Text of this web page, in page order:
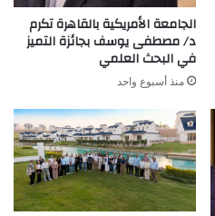
الجامعة الأمريكية بالقاهرة تكرم
د/ مصطفى يوسف بجائزة التميز
في البحث العلمي
منذ أسبوع واحد